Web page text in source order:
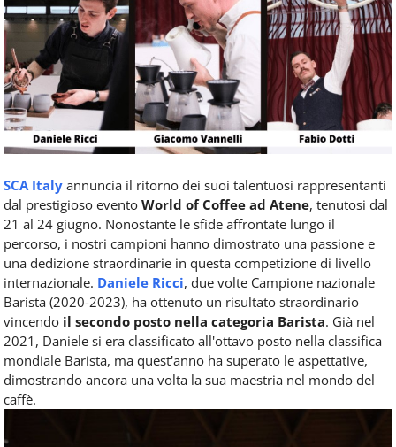
le
novità
comparto
Horeca.
SCA Italy annuncia il ritorno dei suoi talentuosi rappresentanti
dal prestigioso evento World of Coffee ad Atene, tenutosi dal
21 al 24 giugno. Nonostante le sfide affrontate lungo il
percorso, i nostri campioni hanno dimostrato una passione e
una dedizione straordinarie in questa competizione di livello
internazionale. Daniele Ricci, due volte Campione nazionale
Barista (2020-2023), ha ottenuto un risultato straordinario
vincendo il secondo posto nella categoria Barista. Già nel
2021, Daniele si era classificato all'ottavo posto nella classifica
mondiale Barista, ma quest'anno ha superato le aspettative,
dimostrando ancora una volta la sua maestria nel mondo del
caffè.